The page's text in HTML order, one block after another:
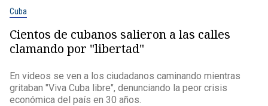
Cuba
Cientos de cubanos salieron a las calles
clamando por "libertad"
En videos se ven a los ciudadanos caminando mientras
gritaban "Viva Cuba libre", denunciando la peor crisis
económica del país en 30 años.